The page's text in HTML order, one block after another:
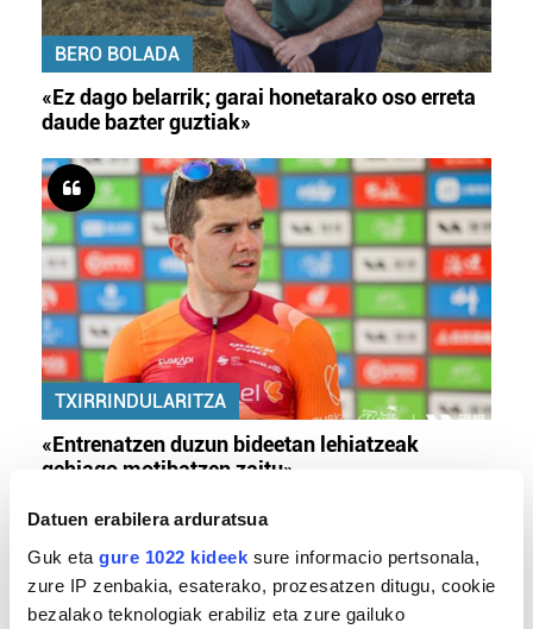
Datuen erabilera arduratsua
Guk eta gure 1022 kideek sure informacio pertsonala,
zure IP zenbakia, esaterako, prozesatzen ditugu, cookie
bezalako teknologiak erabiliz eta zure gailuko
BERO BOLADA
«Ez dago belarrik; garai honetarako oso erreta
daude bazter guztiak»
TXIRRINDULARITZA
«Entrenatzen duzun bideetan lehiatzeak
gehiago motibatzen zaitu»